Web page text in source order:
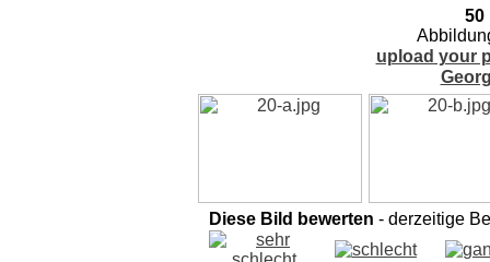
50
upload your
Diese Bild bewerten - derzeitige